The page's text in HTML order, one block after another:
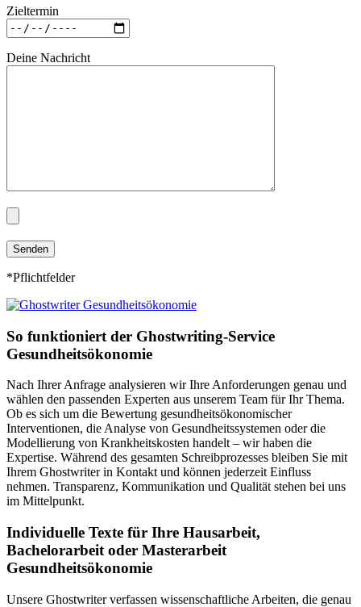
Zieltermin
Deine Nachricht
*Pflichtfelder
So funktioniert der Ghostwriting-Service
Gesundheitsökonomie
Nach Ihrer Anfrage analysieren wir Ihre Anforderungen genau und
wählen den passenden Experten aus unserem Team für Ihr Thema.
Ob es sich um die Bewertung gesundheitsökonomischer
Interventionen, die Analyse von Gesundheitssystemen oder die
Modellierung von Krankheitskosten handelt – wir haben die
Expertise. Während des gesamten Schreibprozesses bleiben Sie mit
Ihrem Ghostwriter in Kontakt und können jederzeit Einfluss
nehmen. Transparenz, Kommunikation und Qualität stehen bei uns
im Mittelpunkt.
Individuelle Texte für Ihre Hausarbeit,
Bachelorarbeit oder Masterarbeit
Gesundheitsökonomie
Unsere Ghostwriter verfassen wissenschaftliche Arbeiten, die genau